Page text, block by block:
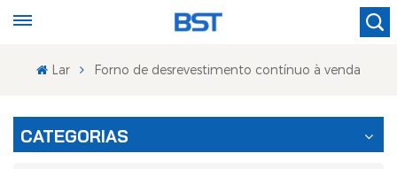
Lar Forno de desrevestimento contínuo à venda
CATEGORIAS